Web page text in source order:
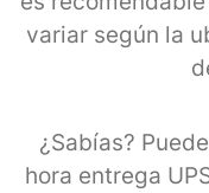
variar según la
¿Sabías?
hora entrega